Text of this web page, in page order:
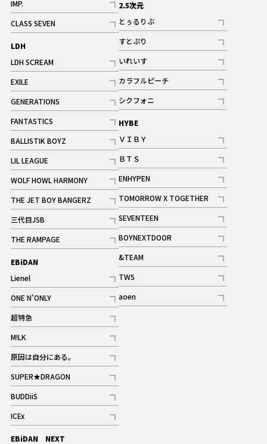
IMP.
記事
CLASS SEVEN
記事
LDH
LDH SCREAM
記事
EXILE
記事
GENERATIONS
記事
FANTASTICS
記事
BALLISTIK BOYZ
記事
LIL LEAGUE
記事
WOLF HOWL HARMONY
記事
THE JET BOY BANGERZ
記事
三代目JSB
記事
THE RAMPAGE
記事
ギャラリー
EBiDAN
Lienel
記事
ONE N’ONLY
記事
超特急
記事
M!LK
記事
原因は自分にある。
記事
SUPER★DRAGON
記事
BUDDiiS
記事
ICEx
記事
EBiDAN NEXT
2.5次元
とぅるりぶ
記事
すとぷり
記事
ギャラリー
いれいす
記事
ギャラリー
カラフルピーチ
記事
シクフォニ
記事
HYBE
ＶＩＢＹ
記事
ＢＴＳ
記事
ENHYPEN
記事
TOMORROW X TOGETHER
記事
ギャラリー
SEVENTEEN
記事
BOYNEXTDOOR
記事
&TEAM
記事
TWS
記事
aoen
記事